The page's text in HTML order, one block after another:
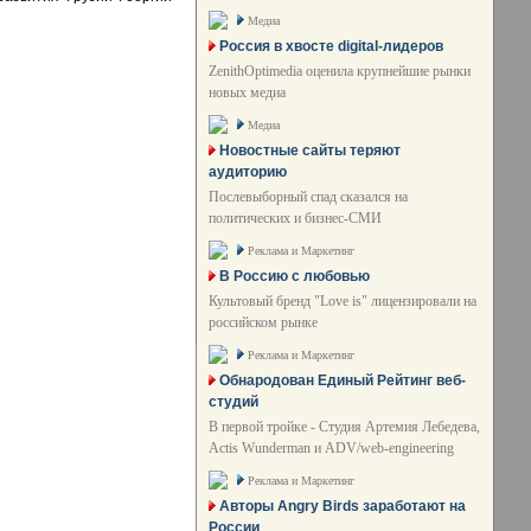
Медиа
Россия в хвосте digital-лидеров
ZenithOptimedia оценила крупнейшие рынки
новых медиа
Медиа
Новостные сайты теряют
аудиторию
Послевыборный спад сказался на
политических и бизнес-СМИ
Реклама и Маркетинг
В Россию с любовью
Культовый бренд "Love is" лицензировали на
российском рынке
Реклама и Маркетинг
Обнародован Единый Рейтинг веб-
студий
В первой тройке - Студия Артемия Лебедева,
Actis Wunderman и ADV/web-engineering
Реклама и Маркетинг
Авторы Angry Birds заработают на
России